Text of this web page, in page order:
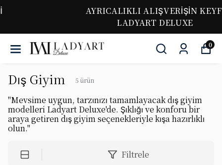
AYRICALIKLI ALIŞVERİŞİN KEYFİ
LADYART DELUXE
0
Dış Giyim 5 ürün
"Mevsime uygun, tarzınızı tamamlayacak dış giyim
modelleri Ladyart Deluxe'de. Şıklığı ve konforu bir
araya getiren dış giyim seçenekleriyle kışa hazırlıklı
olun."
Filtrele